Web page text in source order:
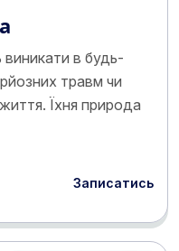
в будь-
травм чи
Їхня природа
Записатись